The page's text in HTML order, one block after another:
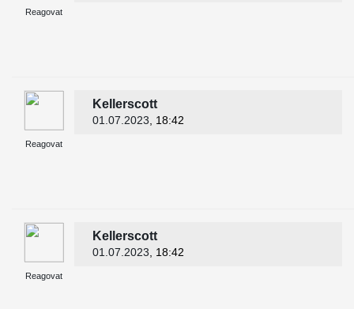
Reagovat
Reagovat
Kellerscott
01.07.2023 , 18:42
Reagovat
Kellerscott
01.07.2023 , 18:42